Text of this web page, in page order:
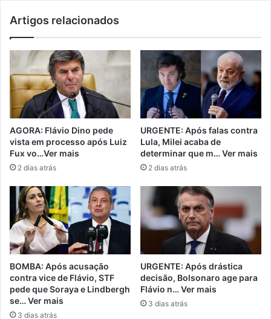
Artigos relacionados
AGORA: Flávio Dino pede
vista em processo após Luiz
Fux vo…Ver mais
2 dias atrás
URGENTE: Após falas contra
Lula, Milei acaba de
determinar que m… Ver mais
2 dias atrás
BOMBA: Após acusação
contra vice de Flávio, STF
pede que Soraya e Lindbergh
se… Ver mais
3 dias atrás
URGENTE: Após drástica
decisão, Bolsonaro age para
Flávio n… Ver mais
3 dias atrás